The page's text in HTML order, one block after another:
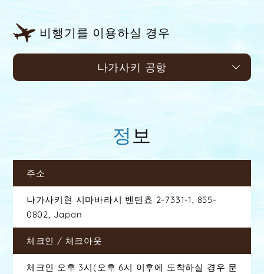
비행기를 이용하실 경우
나가사키 공항
정보
주소
나가사키현 시마바라시 벤텐쵸 2-7331-1, 855-
0802, Japan
체크인 / 체크아웃
체크인 오후 3시(오후 6시 이후에 도착하실 경우 문